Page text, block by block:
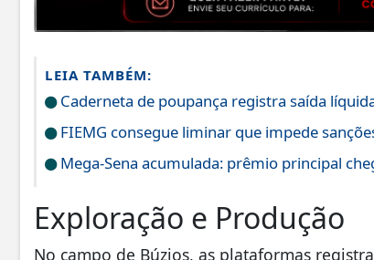
LEIA TAMBÉM:
Caderneta de poupança registra saída
FIEMG consegue liminar que impede
Mega-Sena acumulada: prêmio principal
Exploração e Produção
No campo de Búzios, as plataformas